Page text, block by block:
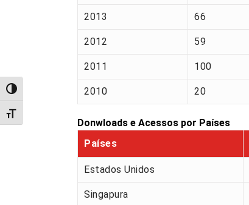
Alternar alto contraste
Alternar tamanho da fonte
2013 66
2012 59
2011 100
2010 20
Donwloads e Acessos por Países
Países
Estados Unidos
Singapura